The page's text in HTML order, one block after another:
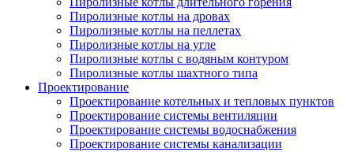
Пиролизные котлы на дровах
Пиролизные котлы на пеллетах
Пиролизные котлы на угле
Пиролизные котлы с водяным контуром
Пиролизные котлы шахтного типа
Проектирование
Проектирование котельных и тепловых пунктов
Проектирование системы вентиляции
Проектирование системы водоснабжения
Проектирование системы канализации